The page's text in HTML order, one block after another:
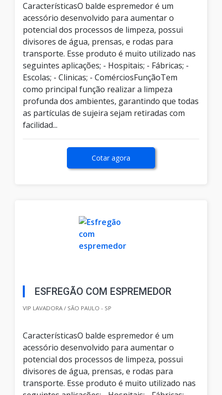
CaracterísticasO balde espremedor é um
acessório desenvolvido para aumentar o
potencial dos processos de limpeza, possui
divisores de água, prensas, e rodas para
transporte. Esse produto é muito utilizado nas
seguintes aplicações; - Hospitais; - Fábricas; -
Escolas; - Clinicas; - ComérciosFunçãoTem
como principal função realizar a limpeza
profunda dos ambientes, garantindo que todas
as partículas de sujeira sejam retiradas com
facilidad...
Cotar agora
ESFREGÃO COM ESPREMEDOR
VIP LAVADORA / SÃO PAULO - SP
CaracterísticasO balde espremedor é um
acessório desenvolvido para aumentar o
potencial dos processos de limpeza, possui
divisores de água, prensas, e rodas para
transporte. Esse produto é muito utilizado nas